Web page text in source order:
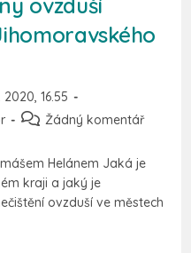
ovzduší
2020, 16.55
Žádný komentář
Helánem Jaká je
kraji a jaký je
ovzduší ve městech